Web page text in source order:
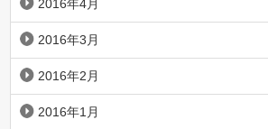
2016年4月
2016年3月
2016年2月
2016年1月